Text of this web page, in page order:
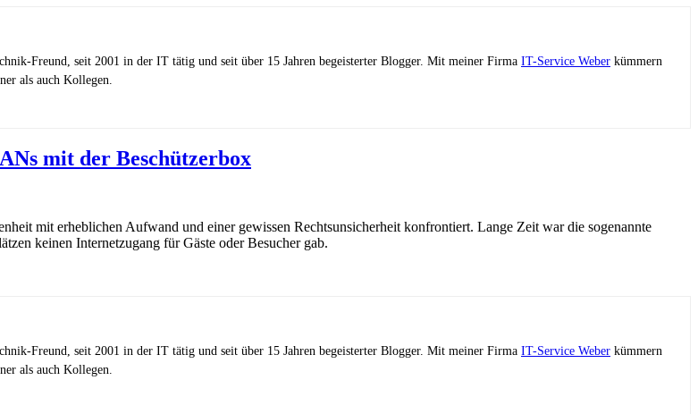
Freund, seit 2001 in der IT tätig und seit über 15 Jahren begeisterter Blogger. Mit meiner Firma IT-Service Weber kümmern
als auch Kollegen.
mit der Beschützerbox
mit erheblichen Aufwand und einer gewissen Rechtsunsicherheit konfrontiert. Lange Zeit war die sogenannte
keinen Internetzugang für Gäste oder Besucher gab.
Freund, seit 2001 in der IT tätig und seit über 15 Jahren begeisterter Blogger. Mit meiner Firma IT-Service Weber kümmern
als auch Kollegen.